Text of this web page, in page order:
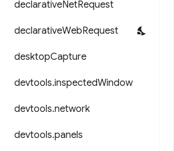
declarativeNetRequest
declarativeWebRequest
desktopCapture
devtools.inspectedWindow
devtools.network
devtools.panels